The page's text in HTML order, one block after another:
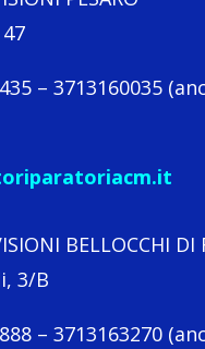
– 3713160035
BELLOCCHI DI
3/B
– 3713163270